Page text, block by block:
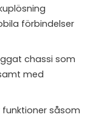
förbindelser
chassi som
med
såsom